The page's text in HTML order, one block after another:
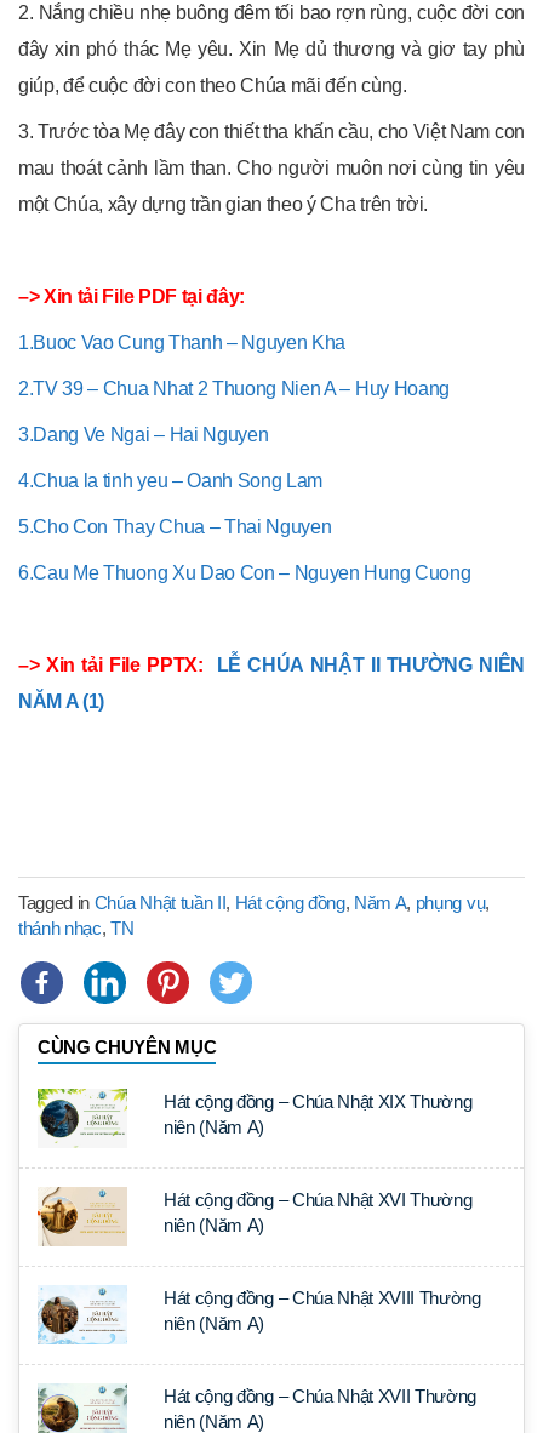
2. Nắng chiều nhẹ buông đêm tối bao rợn rùng, cuộc đời con
đây xin phó thác Mẹ yêu. Xin Mẹ dủ thương và giơ tay phù
giúp, để cuộc đời con theo Chúa mãi đến cùng.
3. Trước tòa Mẹ đây con thiết tha khấn cầu, cho Việt Nam con
mau thoát cảnh lầm than. Cho người muôn nơi cùng tin yêu
một Chúa, xây dựng trần gian theo ý Cha trên trời.
–> Xin tải File PDF tại đây:
1.Buoc Vao Cung Thanh – Nguyen Kha
2.TV 39 – Chua Nhat 2 Thuong Nien A – Huy Hoang
3.Dang Ve Ngai – Hai Nguyen
4.Chua la tinh yeu – Oanh Song Lam
5.Cho Con Thay Chua – Thai Nguyen
6.Cau Me Thuong Xu Dao Con – Nguyen Hung Cuong
–> Xin tải File PPTX:
LỄ CHÚA NHẬT II THƯỜNG NIÊN
NĂM A (1)
Tagged in Chúa Nhật tuần II, Hát cộng đồng, Năm A, phụng vụ,
thánh nhạc,TN
CÙNG CHUYÊN MỤC
Hát cộng đồng – Chúa Nhật XIX Thường
niên (Năm A)
Hát cộng đồng – Chúa Nhật XVI Thường
niên (Năm A)
Hát cộng đồng – Chúa Nhật XVIII Thường
niên (Năm A)
Hát cộng đồng – Chúa Nhật XVII Thường
niên (Năm A)